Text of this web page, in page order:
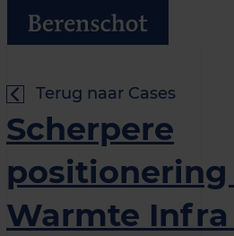
Terug naar Cases
Scherpere
positionering
Warmte